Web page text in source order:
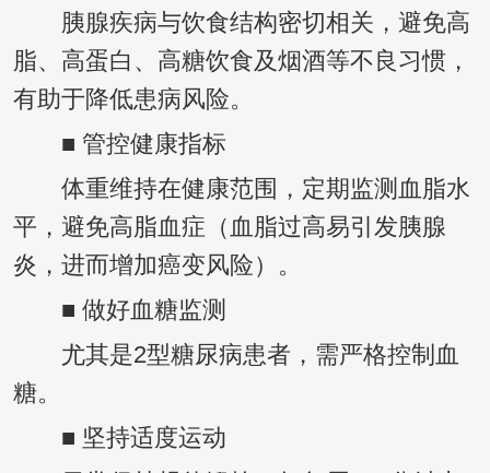
胰腺疾病与饮食结构密切相关，避免高
脂、高蛋白、高糖饮食及烟酒等不良习惯，
有助于降低患病风险。
■ 管控健康指标
体重维持在健康范围，定期监测血脂水
平，避免高脂血症（血脂过高易引发胰腺
炎，进而增加癌变风险）。
■ 做好血糖监测
尤其是2型糖尿病患者，需严格控制血
糖。
■ 坚持适度运动